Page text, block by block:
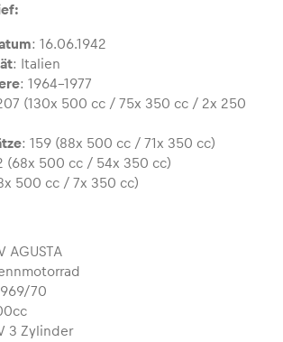
Alle anzeigen
: 16.06.1942
: Italien
: 1964-1977
(130x 500 cc / 75x 350 cc / 2x 250
: 159 (88x 500 cc / 71x 350 cc)
(68x 500 cc / 54x 350 cc)
500 cc / 7x 350 cc)
AGUSTA
70
3 Zylinder